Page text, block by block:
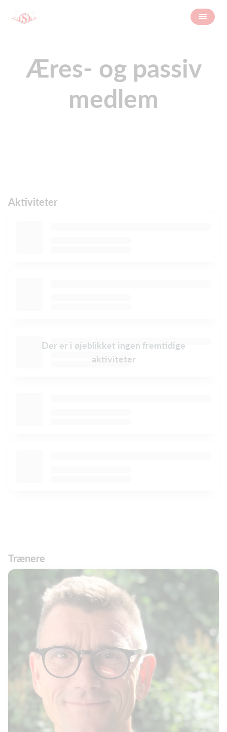
Æres- og passiv
medlem
Aktiviteter
Der er i øjeblikket ingen fremtidige
aktiviteter
Trænere